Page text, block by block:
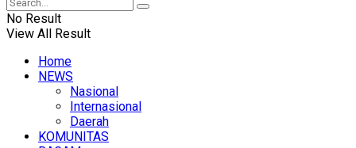
No Result
View All Result
Home
NEWS
Nasional
Internasional
Daerah
KOMUNITAS